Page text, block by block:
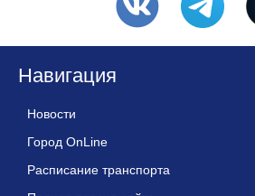
Навигация
Новости
Город OnLine
Расписание транспорта